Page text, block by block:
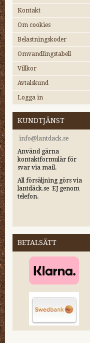
Kontakt
Om cookies
Belastningskoder
Omvandlingstabell
Villkor
Avtalskund
Logga in
KUNDTJÄNST
info@lantdack.se
Använd gärna
kontaktformulär för
svar via mail.
All försäljning görs via
lantdäck.se EJ genom
telefon.
BETALSÄTT